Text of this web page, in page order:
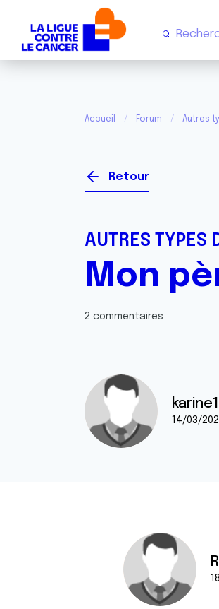
Accueil Forum Autres
Retour
AUTRES TYPES
Mon
2 commentaires
14/03/